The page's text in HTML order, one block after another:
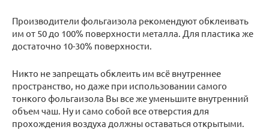
Производители фольгаизола рекомендуют обклеивать
им от 50 до 100% поверхности металла. Для пластика же
достаточно 10-30% поверхности.
Никто не запрещать обклеить им всё внутреннее
пространство, но даже при использовании самого
тонкого фольгаизола Вы все же уменьшите внутренний
объем чаш. Ну и само собой все отверстия для
прохождения воздуха должны оставаться открытыми.